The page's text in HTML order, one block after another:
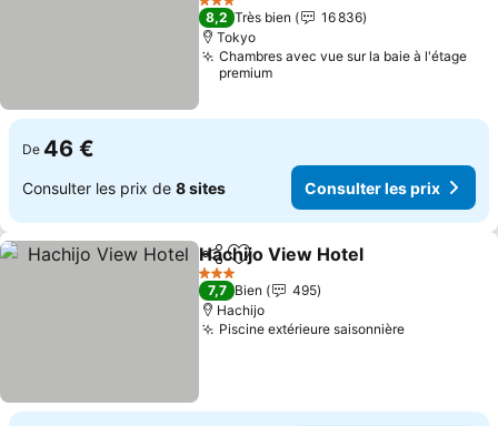
Consulter les prix
3 Étoiles
8,2 Très bien
16 836
Tokyo
Chambres avec vue sur la baie à l'étage
premium
De 46 €
Consulter les prix de 8 sites Consulter les prix
PartagerAjouter à mes favoris
Hachijo View Hotel
3 Étoiles
7,7 Bien
495
Hachijo
Piscine extérieure saisonnièreConsulter